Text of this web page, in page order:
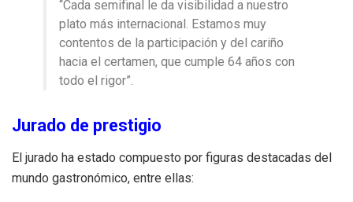
“Cada semifinal le da visibilidad a nuestro
plato más internacional. Estamos muy
contentos de la participación y del cariño
hacia el certamen, que cumple 64 años con
todo el rigor”.
Jurado de prestigio
El jurado ha estado compuesto por figuras destacadas del
mundo gastronómico, entre ellas: